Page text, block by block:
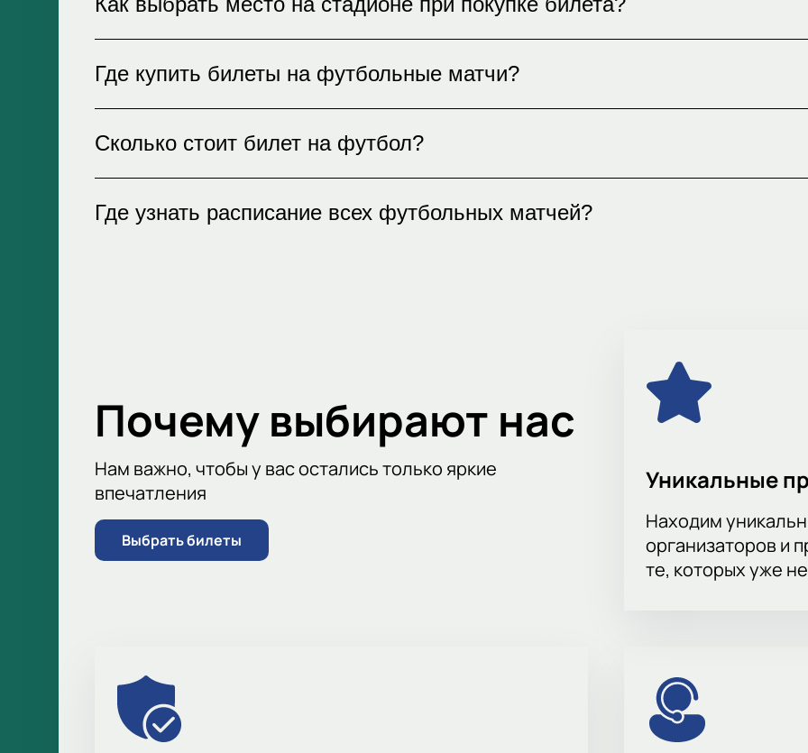
При покупке билетов на нашем сайте вы можете выбрать место на
увидеть доступные места в разных секторах и выбрать наиболее удобное для
гарантией подлинности билетов!
Где купить билеты на футбольные матчи?
Билеты на футбольные матчи можно легко купить через наш сайт. Мы
доставкой билетов на электронную почту или курьером. Убедитесь в
воспользовавшись нашим сервисом.
Сколько стоит билет на футбол?
Стоимость билетов зависит от места на стадионе и категории матча. Для
пожалуйста, ознакомьтесь с доступными вариантами на нашем сайте. Мы
Где узнать расписание всех футбольных матчей?
Почему выбирают нас
Нам важно, чтобы у вас остались только яркие
впечатления
Выбрать билеты
Уникальные
Находим
организаторов и
те, которых уже